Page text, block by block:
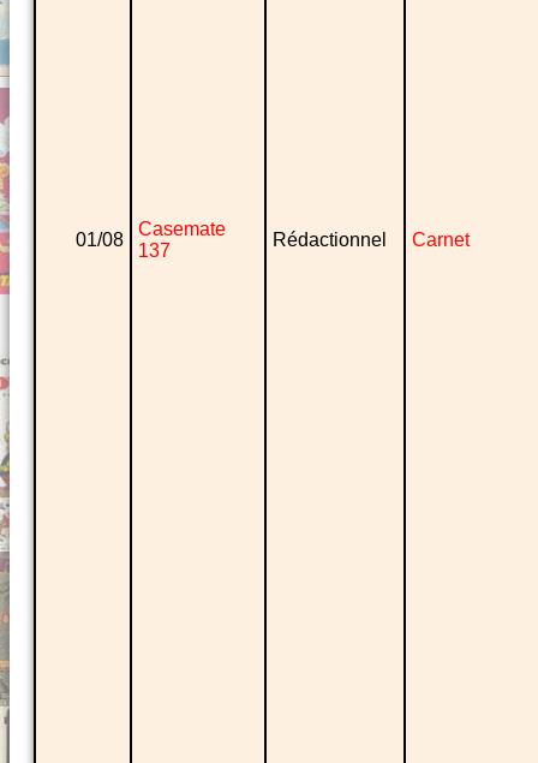
01/08
Casemate
137
Rédactionnel Carnet